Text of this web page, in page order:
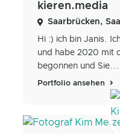
kieren.media
Saarbrücken,
Hi :) ich bin Janis.
und habe 2020 mit
begonnen und Sie...
Portfolio ansehen